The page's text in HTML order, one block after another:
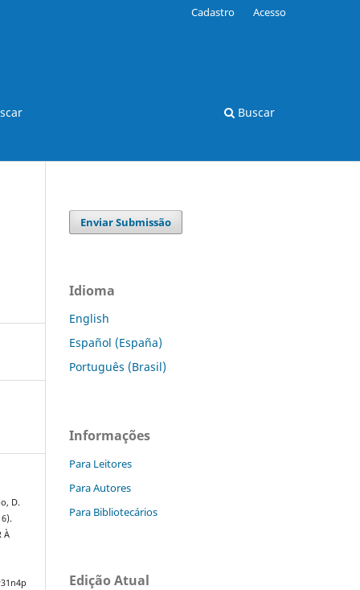
Buscar
Cadastro Acesso
D.
À
Enviar Submissão
Idioma
English
Español (España)
Português (Brasil)
Informações
Para Leitores
Para Autores
Para Bibliotecários
Edição Atual